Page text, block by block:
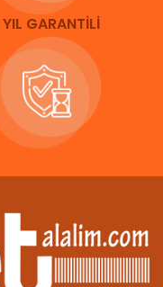
YIL GARANTİLİ